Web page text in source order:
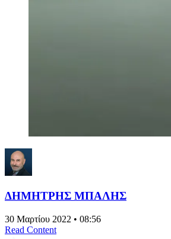
ΔΗΜΗΤΡΗΣ ΜΠΑΛΗΣ
30 Μαρτίου 2022 • 08:56
Read Content